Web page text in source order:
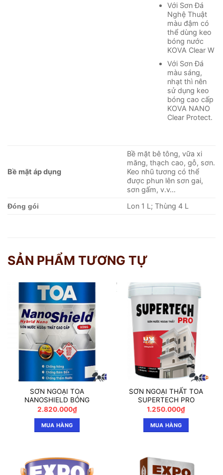
Với Sơn Đá
Nghệ Thuật
màu đậm có
thể dùng keo
bóng nước
KOVA Clear W
Với Sơn Đá
màu sáng,
nhạt thì nên
sử dụng keo
bóng cao cấp
KOVA NANO
Clear Protect.
Bề mặt áp dụng
Bề mặt bê tông, vữa xi
măng, thạch cao, gỗ, sơn.
Keo nhũ tương có thể
được phun lên sơn gai,
sơn gấm, v.v…
Đóng gói Lon 1 L; Thùng 4 L
SẢN PHẨM TƯƠNG TỰ
SƠN NGOẠI TOA
NANOSHIELD BÓNG
2.820.000₫
MUA HÀNG
SƠN NGOẠI THẤT TOA
SUPERTECH PRO
1.250.000₫
MUA HÀNG